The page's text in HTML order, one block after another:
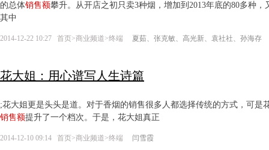
的总体销售额攀升。从开店之初只卖3种烟，增加到2013年底的80多种
其中
2014-12-22 10:27 首页>商业频道>终端 夏茹、张克敏、高光新、袁社社、孙海存
花大姐：用心谱写人生诗篇
;花大姐更是头头是道。对于香烟的销售很多人都选择传统的方式，可
销售额提升了一个档次。于是，花大姐真正
2014-12-10 09:14 首页>商业频道>终端 闫雪霞